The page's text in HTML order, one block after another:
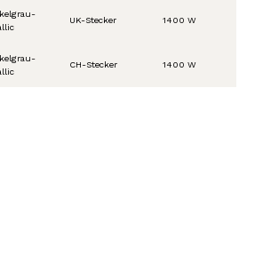
UK-Stecker 1400 W
CH-Stecker 1400 W